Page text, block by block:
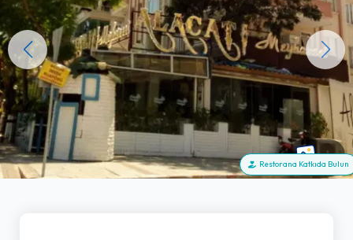
+9
Restorana Katkıda Bulun